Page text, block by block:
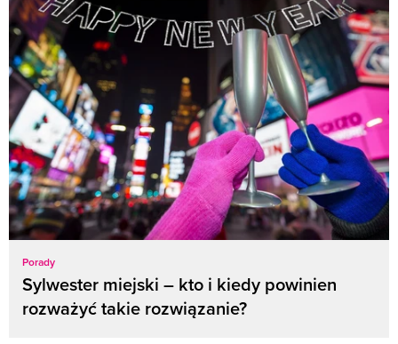
Porady
Sylwester miejski – kto i kiedy powinien
rozważyć takie rozwiązanie?